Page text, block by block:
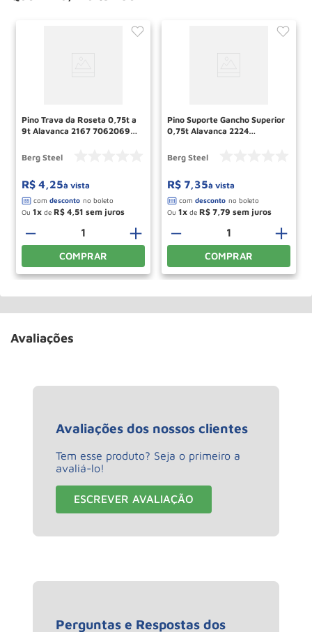
Pino Trava da Roseta 0,75t a
9t Alavanca 2167 70620690
Berg Steel
R$ 4 25à vista
Ou 1 de R$ 4 51
＋
－
COMPRAR
Pino Suporte Gancho Superior
0,75t Alavanca 2224
Berg Steel
R$ 7 35à vista
Ou 1 de R$ 7 79
＋
－
COMPRAR
Avaliações
Avaliações dos nossos clientes
Tem esse produto? Seja o primeiro a
avaliá-lo!
ESCREVER AVALIAÇÃO
Perguntas e Respostas dos